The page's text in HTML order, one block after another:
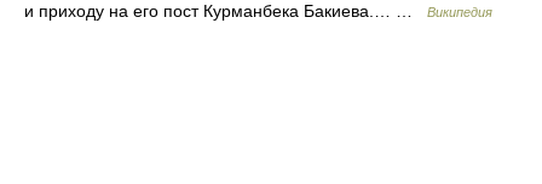
и приходу на его пост Курманбека Бакиева.… …
Википедия